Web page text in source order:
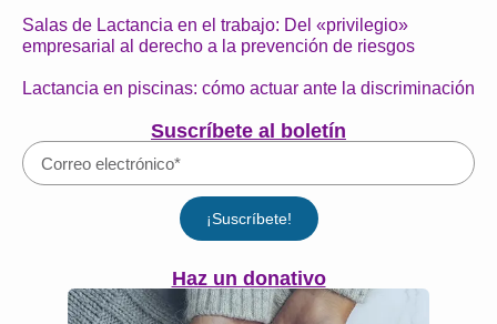
Salas de Lactancia en el trabajo: Del «privilegio»
empresarial al derecho a la prevención de riesgos
Lactancia en piscinas: cómo actuar ante la discriminación
Suscríbete al boletín
¡Suscríbete!
Haz un donativo